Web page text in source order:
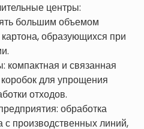
центры:
большим объемом
образующихся при
компактная и связанная
для упрощения
отходов.
обработка
с производственных линий,